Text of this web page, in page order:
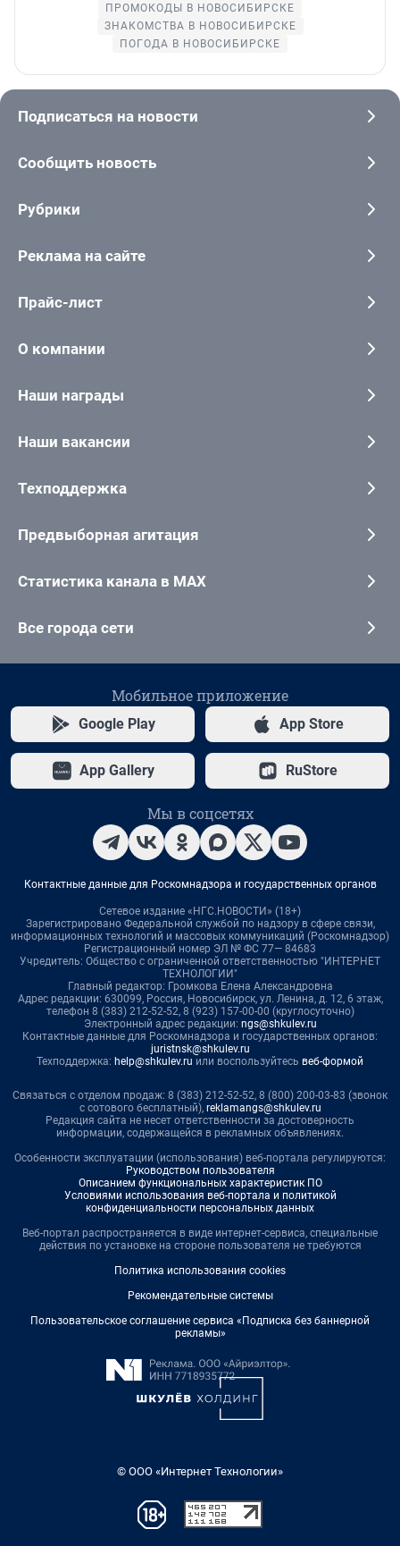
ПРОМОКОДЫ В НОВОСИБИРСКЕ
ЗНАКОМСТВА В НОВОСИБИРСКЕ
ПОГОДА В НОВОСИБИРСКЕ
Подписаться на новости
Сообщить новость
Рубрики
Реклама на сайте
Прайс-лист
О компании
Наши награды
Наши вакансии
Техподдержка
Предвыборная агитация
Статистика канала в MAX
Все города сети
Мобильное приложение
Google Play App Store
App Gallery RuStore
Мы в соцсетях
Контактные данные для Роскомнадзора и государственных органов
Сетевое издание «НГС.НОВОСТИ» (18+)
Зарегистрировано Федеральной службой по надзору в сфере связи,
информационных технологий и массовых коммуникаций (Роскомнадзор)
Регистрационный номер ЭЛ № ФС 77— 84683
Учредитель: Общество с ограниченной ответственностью "ИНТЕРНЕТ
ТЕХНОЛОГИИ"
Главный редактор: Громкова Елена Александровна
Адрес редакции: 630099, Россия, Новосибирск, ул. Ленина, д. 12, 6 этаж,
телефон 8 (383) 212-52-52, 8 (923) 157-00-00 (круглосуточно)
Электронный адрес редакции: ngs@shkulev.ru
Контактные данные для Роскомнадзора и государственных органов:
juristnsk@shkulev.ru
Техподдержка: help@shkulev.ru или воспользуйтесь веб-формой
Связаться с отделом продаж: 8 (383) 212-52-52, 8 (800) 200-03-83 (звонок
с сотового бесплатный), reklamangs@shkulev.ru
Редакция сайта не несет ответственности за достоверность
информации, содержащейся в рекламных объявлениях.
Особенности эксплуатации (использования) веб-портала регулируются:
Руководством пользователя
Описанием функциональных характеристик ПО
Условиями использования веб-портала и политикой
конфиденциальности персональных данных
Веб-портал распространяется в виде интернет-сервиса, специальные
действия по установке на стороне пользователя не требуются
Политика использования cookies
Рекомендательные системы
Пользовательское соглашение сервиса «Подписка без баннерной
рекламы»
© ООО «Интернет Технологии»